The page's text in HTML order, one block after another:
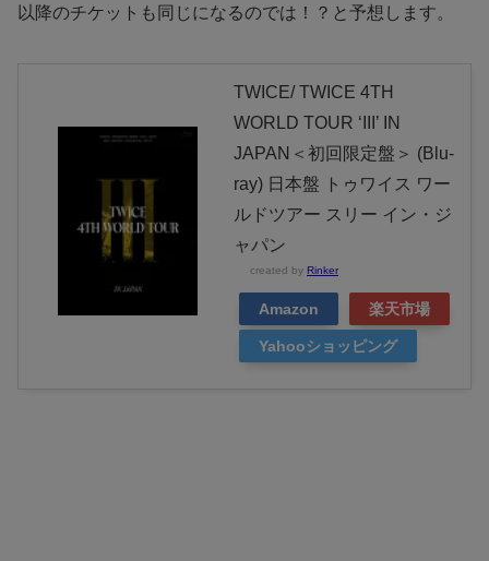
以降のチケットも同じになるのでは！？と予想します。
TWICE/ TWICE 4TH
WORLD TOUR ‘III’ IN
JAPAN＜初回限定盤＞ (Blu-
ray) 日本盤 トゥワイス ワー
ルドツアー スリー イン・ジ
ャパン
created by Rinker
Amazon 楽天市場
Yahooショッピング